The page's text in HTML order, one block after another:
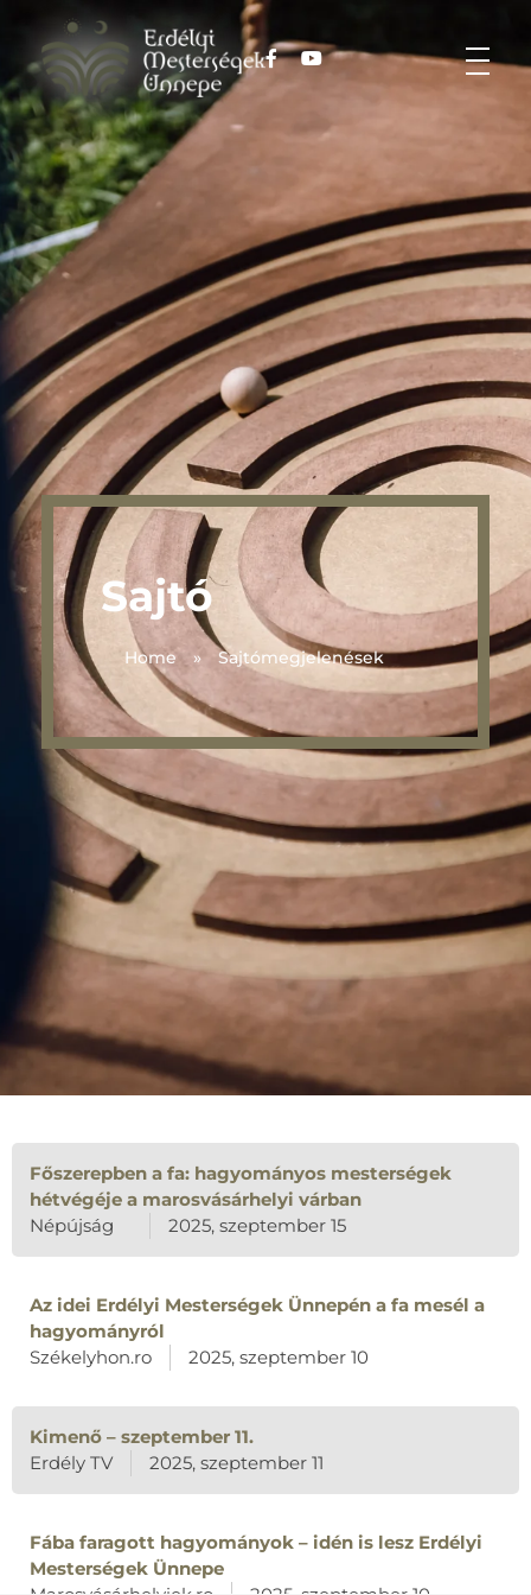
Harmadik Erdélyi Mesterségek Ünnepe
Sajtó
Home » Sajtómegjelenések
Főszerepben a fa: hagyományos mesterségek
hétvégéje a marosvásárhelyi várban
Népújság
2025, szeptember 15
Az idei Erdélyi Mesterségek Ünnepén a fa mesél a
hagyományról
Székelyhon.ro
2025, szeptember 10
Kimenő – szeptember 11.
Erdély TV
2025, szeptember 11
Fába faragott hagyományok – idén is lesz Erdélyi
Mesterségek Ünnepe